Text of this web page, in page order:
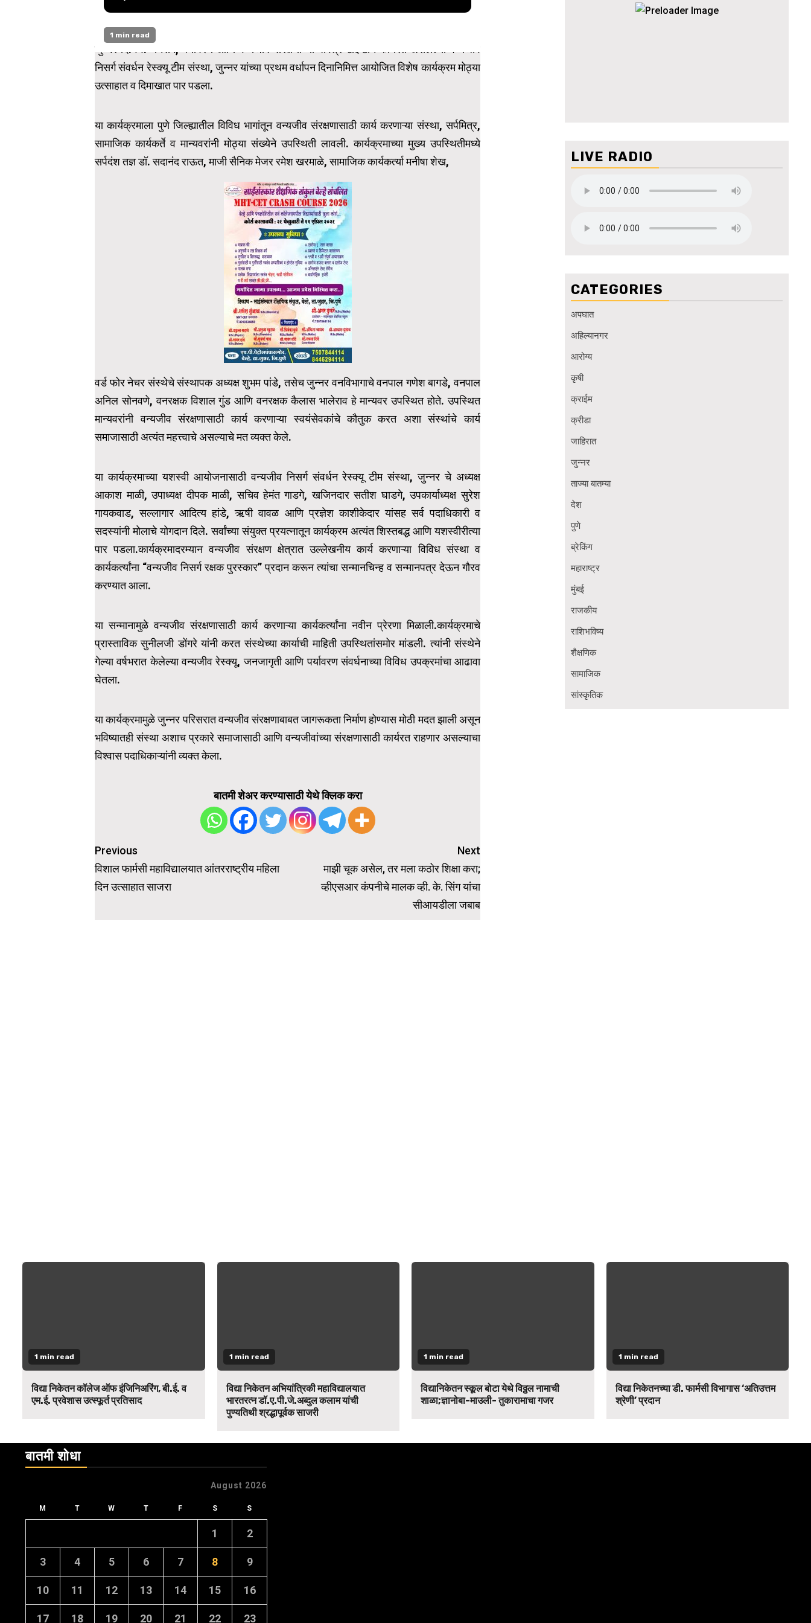
1 min read
जुन्नर दि.११:- निसर्ग, पर्यावरण आणि वन्यजीव संरक्षणाच्या पवित्र उद्दिष्टाने कार्यरत असलेल्या वन्यजीव
निसर्ग संवर्धन रेस्क्यू टीम संस्था, जुन्नर यांच्या प्रथम वर्धापन दिनानिमित्त आयोजित विशेष कार्यक्रम मोठ्या
उत्साहात व दिमाखात पार पडला.
या कार्यक्रमाला पुणे जिल्ह्यातील विविध भागांतून वन्यजीव संरक्षणासाठी कार्य करणाऱ्या संस्था, सर्पमित्र,
सामाजिक कार्यकर्ते व मान्यवरांनी मोठ्या संख्येने उपस्थिती लावली. कार्यक्रमाच्या मुख्य उपस्थितीमध्ये
सर्पदंश तज्ञ डॉ. सदानंद राऊत, माजी सैनिक मेजर रमेश खरमाळे, सामाजिक कार्यकर्त्या मनीषा शेख,
वर्ड फोर नेचर संस्थेचे संस्थापक अध्यक्ष शुभम पांडे, तसेच जुन्नर वनविभागाचे वनपाल गणेश बागडे, वनपाल
अनिल सोनवणे, वनरक्षक विशाल गुंड आणि वनरक्षक कैलास भालेराव हे मान्यवर उपस्थित होते. उपस्थित
मान्यवरांनी वन्यजीव संरक्षणासाठी कार्य करणाऱ्या स्वयंसेवकांचे कौतुक करत अशा संस्थांचे कार्य
समाजासाठी अत्यंत महत्त्वाचे असल्याचे मत व्यक्त केले.
या कार्यक्रमाच्या यशस्वी आयोजनासाठी वन्यजीव निसर्ग संवर्धन रेस्क्यू टीम संस्था, जुन्नर चे अध्यक्ष
आकाश माळी, उपाध्यक्ष दीपक माळी, सचिव हेमंत गाडगे, खजिनदार सतीश घाडगे, उपकार्याध्यक्ष सुरेश
गायकवाड, सल्लागार आदित्य हांडे, ऋषी वावळ आणि प्रज्ञेश काशीकेदार यांसह सर्व पदाधिकारी व
सदस्यांनी मोलाचे योगदान दिले. सर्वांच्या संयुक्त प्रयत्नातून कार्यक्रम अत्यंत शिस्तबद्ध आणि यशस्वीरीत्या
पार पडला.कार्यक्रमादरम्यान वन्यजीव संरक्षण क्षेत्रात उल्लेखनीय कार्य करणाऱ्या विविध संस्था व
कार्यकर्त्यांना “वन्यजीव निसर्ग रक्षक पुरस्कार” प्रदान करून त्यांचा सन्मानचिन्ह व सन्मानपत्र देऊन गौरव
करण्यात आला.
या सन्मानामुळे वन्यजीव संरक्षणासाठी कार्य करणाऱ्या कार्यकर्त्यांना नवीन प्रेरणा मिळाली.कार्यक्रमाचे
प्रास्ताविक सुनीलजी डोंगरे यांनी करत संस्थेच्या कार्याची माहिती उपस्थितांसमोर मांडली. त्यांनी संस्थेने
गेल्या वर्षभरात केलेल्या वन्यजीव रेस्क्यू, जनजागृती आणि पर्यावरण संवर्धनाच्या विविध उपक्रमांचा आढावा
घेतला.
या कार्यक्रमामुळे जुन्नर परिसरात वन्यजीव संरक्षणाबाबत जागरूकता निर्माण होण्यास मोठी मदत झाली असून
भविष्यातही संस्था अशाच प्रकारे समाजासाठी आणि वन्यजीवांच्या संरक्षणासाठी कार्यरत राहणार असल्याचा
विश्वास पदाधिकाऱ्यांनी व्यक्त केला.
बातमी शेअर करण्यासाठी येथे क्लिक करा
Post
navigation
Previous
विशाल फार्मसी महाविद्यालयात आंतरराष्ट्रीय महिला
दिन उत्साहात साजरा
Next
माझी चूक असेल, तर मला कठोर शिक्षा करा;
व्हीएसआर कंपनीचे मालक व्ही. के. सिंग यांचा
सीआयडीला जबाब
LIVE RADIO
CATEGORIES
अपघात
अहिल्यानगर
आरोग्य
कृषी
क्राईम
क्रीडा
जाहिरात
जुन्नर
ताज्या बातम्या
देश
पुणे
ब्रेकिंग
महाराष्ट्र
मुंबई
राजकीय
राशिभविष्य
शैक्षणिक
सामाजिक
सांस्कृतिक
1 min read
विद्या निकेतन कॉलेज ऑफ इंजिनिअरिंग, बी.ई. व
एम.ई. प्रवेशास उत्स्फूर्त प्रतिसाद
1 min read
विद्या निकेतन अभियांत्रिकी महाविद्यालयात
भारतरत्न डॉ.ए.पी.जे.अब्दुल कलाम यांची
पुण्यतिथी श्रद्धापूर्वक साजरी
1 min read
विद्यानिकेतन स्कूल बोटा येथे विठ्ठल नामाची
शाळा;ज्ञानोबा-माउली- तुकारामाचा गजर
1 min read
विद्या निकेतनच्या डी. फार्मसी विभागास ‘अतिउत्तम
श्रेणी’ प्रदान
बातमी शोधा
August 2026
M T W T F S S
1 2
3 4 5 6 7 8 9
10 11 12 13 14 15 16
17 18 19 20 21 22 23